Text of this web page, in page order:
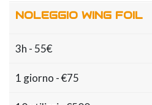
NOLEGGIO WING FOIL
3h - 55€
1 giorno - €75